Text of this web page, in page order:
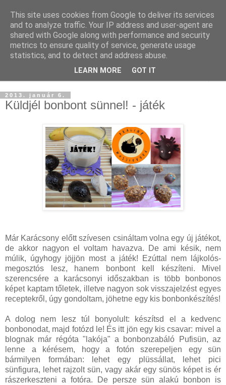
2013. január 6.
Küldjél bonbont sünnel! - játék
Már Karácsony előtt szívesen csináltam volna egy új játékot,
de akkor nagyon el voltam havazva. De ami késik, nem
múlik, úgyhogy jöjjön most a játék! Ezúttal nem lájkolós-
megosztós lesz, hanem bonbont kell készíteni. Mivel
szerencsére a karácsonyi időszakban is több bonbonos
képet kaptam tőletek, illetve nagyon sok visszajelzést egyes
receptekről, úgy gondoltam, jöhetne egy kis bonbonkészítés!
A dolog nem lesz túl bonyolult: készítsd el a kedvenc
bonbonodat, majd fotózd le! És itt jön egy kis csavar: mivel a
blognak már régóta "lakója" a bonbonzabáló Pufisün, az
lenne a kérésem, hogy a fotón szerepeljen egy sün
bármilyen formában: lehet egy plüssállat, lehet pici
sünfigura, lehet rajzolt sün, vagy akár egy sünös képet is ér
rászerkeszteni a fotóra. De persze sün alakú bonbon is
This site uses cookies from Google to deliver its services
and to analyze traffic. Your IP address and user-agent are
shared with Google along with performance and security
metrics to ensure quality of service, generate usage
statistics, and to detect and address abuse.
LEARN MORE GOT IT